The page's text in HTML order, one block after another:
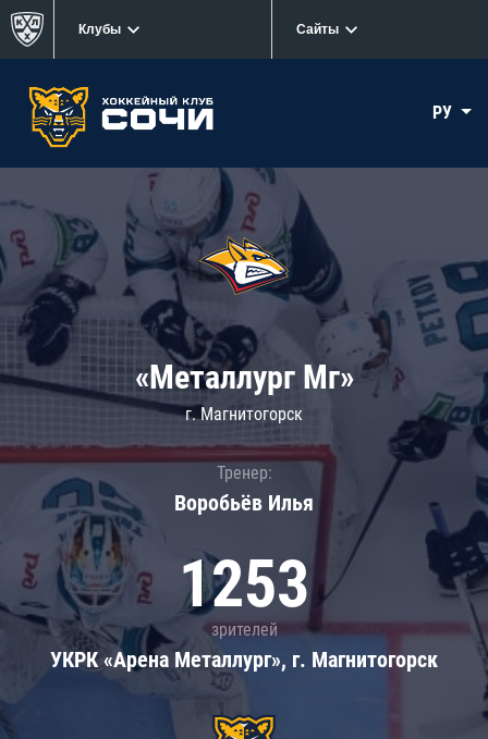
Клубы Сайты
РУ
«Металлург Мг»
г. Магнитогорск
Тренер:
Воробьёв Илья
1253
зрителей
УКРК «Арена Металлург», г. Магнитогорск